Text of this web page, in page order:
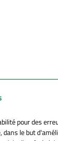
pour des
le but